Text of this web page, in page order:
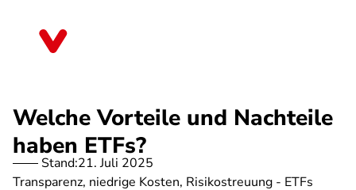
Welche Vorteile und Nachteile
haben ETFs?
Stand:21. Juli 2025
Transparenz, niedrige Kosten, Risikostreuung - ETFs